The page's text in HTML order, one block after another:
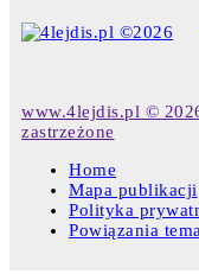
www.4lejdis.pl ©
zastrzeżone
Home
Mapa publikacji
Polityka
Powiązania